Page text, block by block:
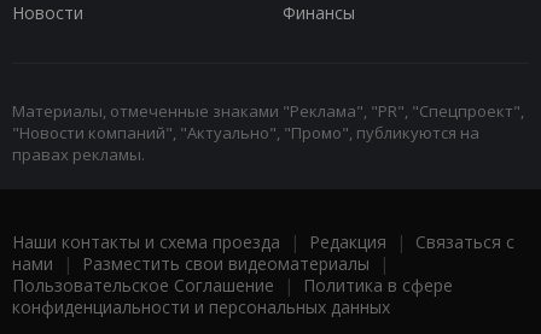
Новости
Финансы
Материалы, отмеченные знаками "Реклама", "PR", "Спецпроект",
"Новости компаний", "Актуально", "Промо", публикуются на
правах рекламы.
Наши контакты и схема проезда | Редакция | Связаться с
нами | Разместить свои видеоматериалы |
Пользовательское Соглашение |
Политика в сфере
конфиденциальности и персональных данных